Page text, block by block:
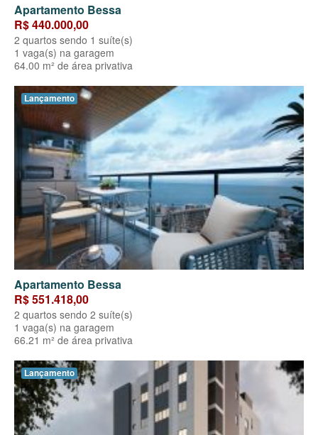
Apartamento Bessa
R$ 440.000,00
2 quartos sendo 1 suíte(s)
1 vaga(s) na garagem
64.00 m² de área privativa
Lançamento
Apartamento Bessa
R$ 551.418,00
2 quartos sendo 2 suíte(s)
1 vaga(s) na garagem
66.21 m² de área privativa
Lançamento